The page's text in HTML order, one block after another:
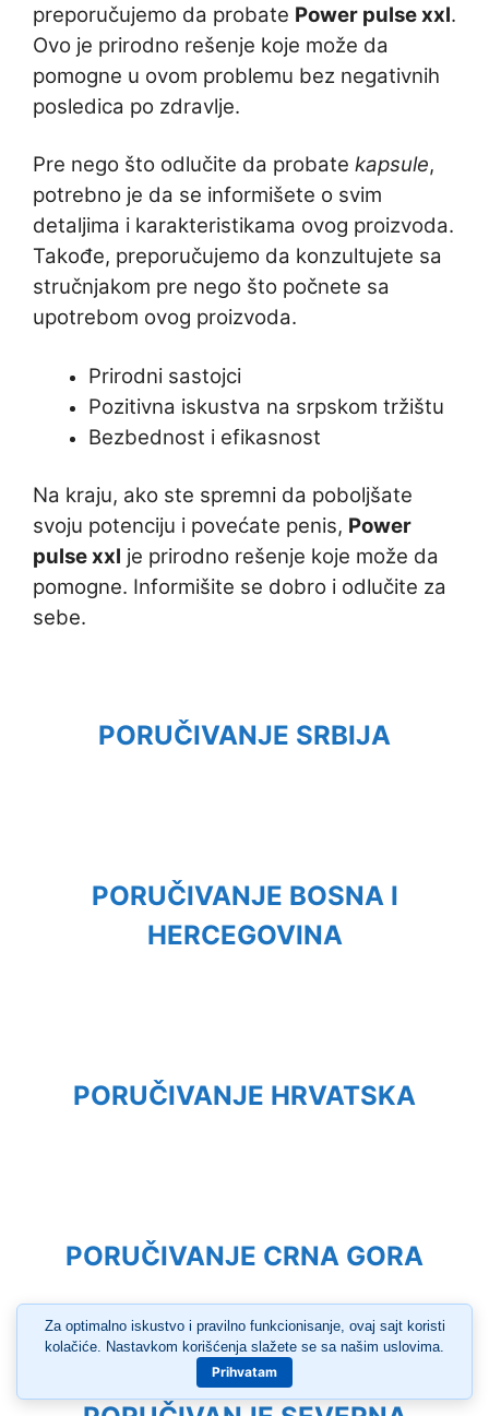
Za optimalno iskustvo i pravilno funkcionisanje, ovaj sajt koristi
kolačiće. Nastavkom korišćenja slažete se sa našim uslovima.
Prihvatam
preporučujemo da probate Power pulse xxl.
Ovo je prirodno rešenje koje može da
pomogne u ovom problemu bez negativnih
posledica po zdravlje.
Pre nego što odlučite da probate kapsule,
potrebno je da se informišete o svim
detaljima i karakteristikama ovog proizvoda.
Takođe, preporučujemo da konzultujete sa
stručnjakom pre nego što počnete sa
upotrebom ovog proizvoda.
Prirodni sastojci
Pozitivna iskustva na srpskom tržištu
Bezbednost i efikasnost
Na kraju, ako ste spremni da poboljšate
svoju potenciju i povećate penis, Power
pulse xxl je prirodno rešenje koje može da
pomogne. Informišite se dobro i odlučite za
sebe.
PORUČIVANJE SRBIJA
PORUČIVANJE BOSNA I
HERCEGOVINA
PORUČIVANJE HRVATSKA
PORUČIVANJE CRNA GORA